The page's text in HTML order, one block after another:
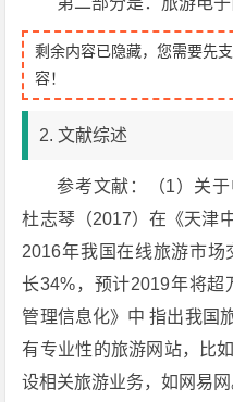
剩余内容已隐藏，您需要先
容！
2. 文献综述
参考文献：（1）关
杜志琴（2017）在《天津
2016年我国在线旅游市场
长34%，预计2019年将超
管理信息化》中 指出我国
有专业性的旅游网站，比
设相关旅游业务，如网易网